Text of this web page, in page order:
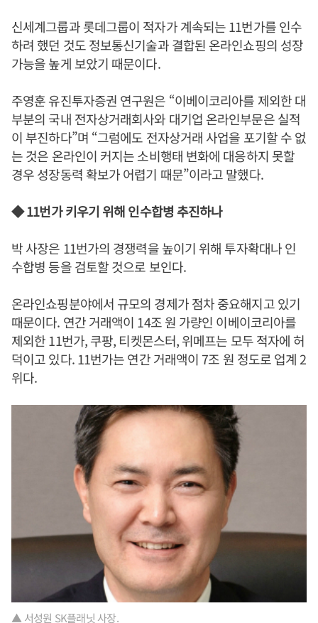
신세계그룹과 롯데그룹이 적자가 계속되는 11번가를 인수
하려 했던 것도 정보통신기술과 결합된 온라인쇼핑의 성장
가능을 높게 보았기 때문이다.
주영훈 유진투자증권 연구원은 “이베이코리아를 제외한 대
부분의 국내 전자상거래회사와 대기업 온라인부문은 실적
이 부진하다”며 “그럼에도 전자상거래 사업을 포기할 수 없
는 것은 온라인이 커지는 소비행태 변화에 대응하지 못할
경우 성장동력 확보가 어렵기 때문”이라고 말했다.
◆ 11번가 키우기 위해 인수합병 추진하나
박 사장은 11번가의 경쟁력을 높이기 위해 투자확대나 인
수합병 등을 검토할 것으로 보인다.
온라인쇼핑분야에서 규모의 경제가 점차 중요해지고 있기
때문이다. 연간 거래액이 14조 원 가량인 이베이코리아를
제외한 11번가, 쿠팡, 티켓몬스터, 위메프는 모두 적자에 허
덕이고 있다. 11번가는 연간 거래액이 7조 원 정도로 업계 2
위다.
▲ 서성원 SK플래닛 사장.